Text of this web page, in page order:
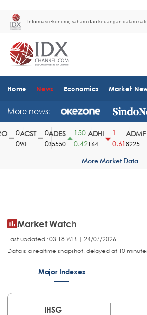
Informasi ekonomi, saham dan keuangan dalam
Home News Economics Market
More news:
ACST
90
ADES
35550
150
0.42
ADHI
164
0.61
ADMF
8225
More Market Data
Market Watch
Last updated : 03.18 WIB | 24/07/2026
Data is a realtime snapshot, delayed at 10
Major Indexes
IHSG